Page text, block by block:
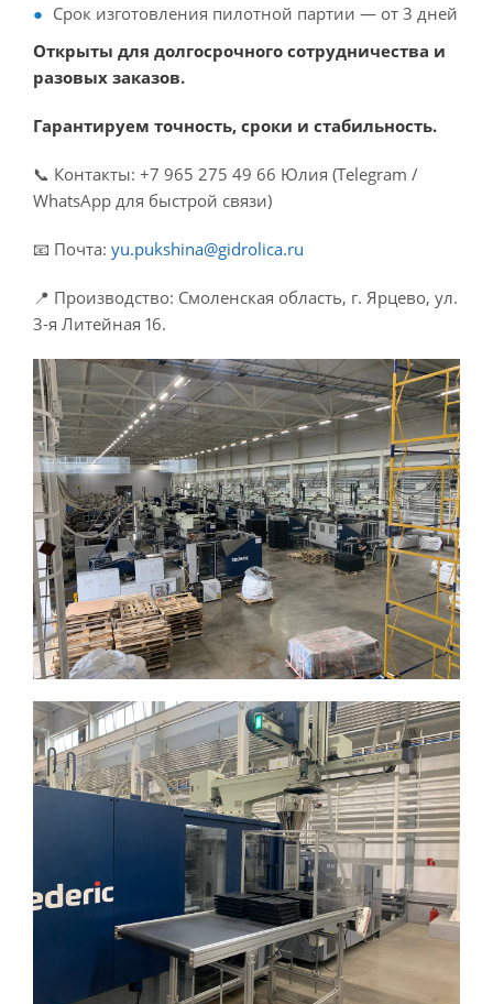
Срок изготовления пилотной партии — от 3 дней
Открыты для долгосрочного сотрудничества и
разовых заказов.
Гарантируем точность, сроки и стабильность.
📞 Контакты: +7 965 275 49 66 Юлия (Telegram /
WhatsApp для быстрой связи)
📧 Почта: yu.pukshina@gidrolica.ru
📍 Производство: Смоленская область, г. Ярцево, ул.
3-я Литейная 16.